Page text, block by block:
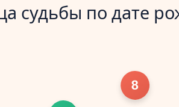
судьбы по дате
8